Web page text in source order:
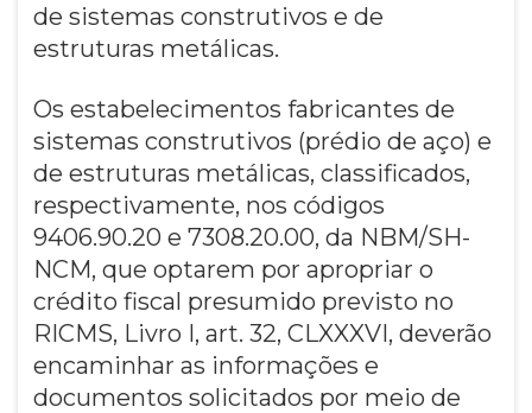
de sistemas construtivos e de
estruturas metálicas.
Os estabelecimentos fabricantes de
sistemas construtivos (prédio de aço) e
de estruturas metálicas, classificados,
respectivamente, nos códigos
9406.90.20 e 7308.20.00, da NBM/SH-
NCM, que optarem por apropriar o
crédito fiscal presumido previsto no
RICMS, Livro I, art. 32, CLXXXVI, deverão
encaminhar as informações e
documentos solicitados por meio de